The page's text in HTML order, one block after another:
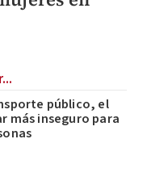
público, el
más inseguro para